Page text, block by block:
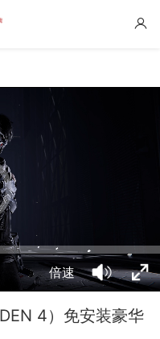
倍速
4）免安装豪华